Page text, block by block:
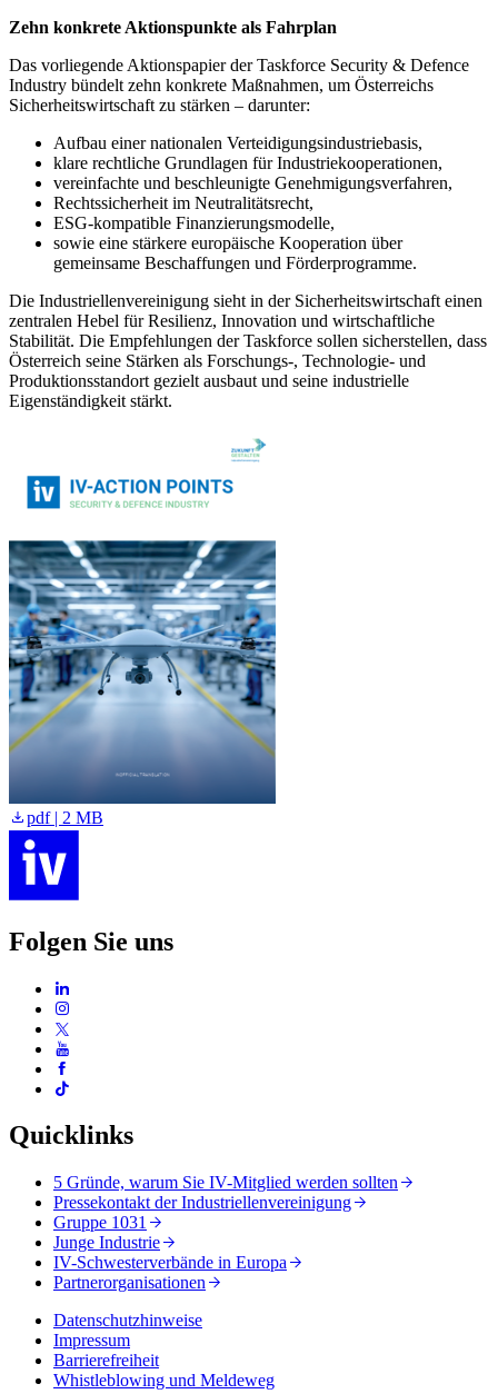
Zehn konkrete Aktionspunkte als Fahrplan
Das vorliegende Aktionspapier der Taskforce Security & Defence
Industry bündelt zehn konkrete Maßnahmen, um Österreichs
Sicherheitswirtschaft zu stärken – darunter:
Aufbau einer nationalen Verteidigungsindustriebasis,
klare rechtliche Grundlagen für Industriekooperationen,
vereinfachte und beschleunigte Genehmigungsverfahren,
Rechtssicherheit im Neutralitätsrecht,
ESG-kompatible Finanzierungsmodelle,
sowie eine stärkere europäische Kooperation über
gemeinsame Beschaffungen und Förderprogramme.
Die Industriellenvereinigung sieht in der Sicherheitswirtschaft einen
zentralen Hebel für Resilienz, Innovation und wirtschaftliche
Stabilität. Die Empfehlungen der Taskforce sollen sicherstellen, dass
Österreich seine Stärken als Forschungs-, Technologie- und
Produktionsstandort gezielt ausbaut und seine industrielle
Eigenständigkeit stärkt.
pdf | 2 MB
Folgen Sie uns
Quicklinks
5 Gründe, warum Sie IV-Mitglied werden sollten
Pressekontakt der Industriellenvereinigung
Gruppe 1031
Junge Industrie
IV-Schwesterverbände in Europa
Partnerorganisationen
Datenschutzhinweise
Impressum
Barrierefreiheit
Whistleblowing und Meldeweg